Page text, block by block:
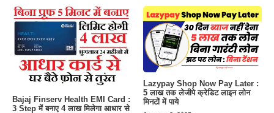
Bajaj Finserv Health EMI Card :
3 Step में बनाए 4 लाख मिलेगा आधार से
Lazypay Shop Now Pay Later :
5 लाख तक लेजीपे क्रेडिट लाइन लोन
मिनटों में पाये